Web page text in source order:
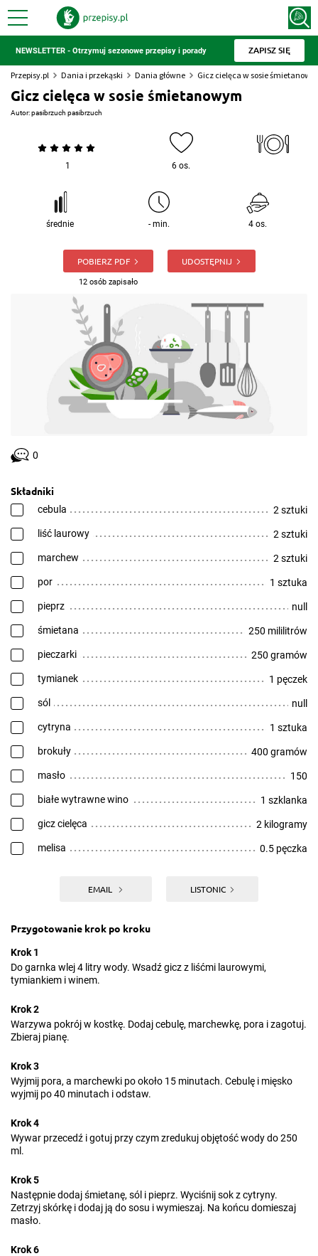
NEWSLETTER - Otrzymuj sezonowe przepisy i porady ZAPISZ SIĘ
Przepisy.pl Dania i przekąski Dania główne Gicz cielęca w sosie
Gicz cielęca w sosie śmietanowym
Autor:pasibrzuch pasibrzuch
1 6 os.
średnie - min. 4 os.
POBIERZ PDF
12 osób zapisało
UDOSTĘPNIJ
0
Składniki
cebula 2 sztuki
liść laurowy 2 sztuki
marchew 2 sztuki
por 1 sztuka
pieprz null
śmietana 250 mililitrów
pieczarki 250 gramów
tymianek 1 pęczek
sól null
cytryna 1 sztuka
brokuły 400 gramów
masło 150
białe wytrawne wino 1 szklanka
gicz cielęca 2 kilogramy
melisa 0.5 pęczka
EMAIL LISTONIC
Przygotowanie krok po kroku
Krok 1
Do garnka wlej 4 litry wody. Wsadź gicz z liśćmi laurowymi,
tymiankiem i winem.
Krok 2
Warzywa pokrój w kostkę. Dodaj cebulę, marchewkę, pora i zagotuj.
Zbieraj pianę.
Krok 3
Wyjmij pora, a marchewki po około 15 minutach. Cebulę i mięsko
wyjmij po 40 minutach i odstaw.
Krok 4
Wywar przecedź i gotuj przy czym zredukuj objętość wody do 250
ml.
Krok 5
Następnie dodaj śmietanę, sól i pieprz. Wyciśnij sok z cytryny.
Zetrzyj skórkę i dodaj ją do sosu i wymieszaj. Na końcu domieszaj
masło.
Krok 6